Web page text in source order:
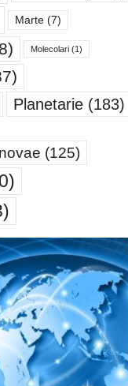
Marte(7)
Molecolari(1)
Planetarie(183)
(125)